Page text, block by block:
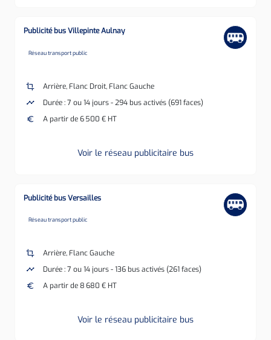
Publicité bus Villepinte Aulnay
none
Réseau transport public
crop
Arrière, Flanc Droit, Flanc Gauche
timeline
Durée : 7 ou 14 jours - 294 bus activés (691 faces)
euro
A partir de 6 500 € HT
Voir le réseau publicitaire bus
Publicité bus Versailles
none
Réseau transport public
crop
Arrière, Flanc Gauche
timeline
Durée : 7 ou 14 jours - 136 bus activés (261 faces)
euro
A partir de 8 680 € HT
Voir le réseau publicitaire bus